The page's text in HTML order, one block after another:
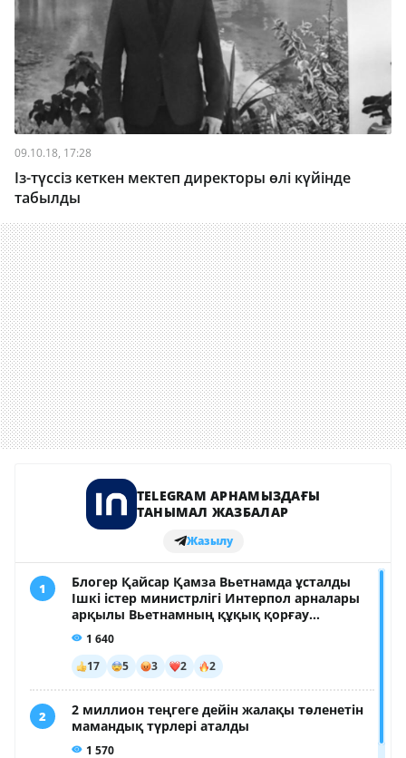
09.10.18, 17:28
Із-түссіз кеткен мектеп директоры өлі күйінде
табылды